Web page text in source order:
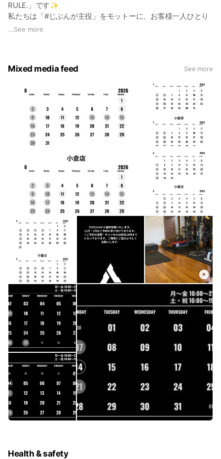
RULE.」です✨
私たちは「#じぶんが主役」をモットーに、お客様一人ひとり
の健康とフィットネスをサポートしています🤝
...See more
Mixed media feed See more
Health & safety